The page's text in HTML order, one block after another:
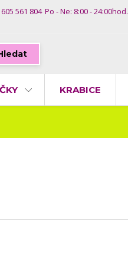
561 804 Po - Ne: 8:00 - 24:00hod.
KRABICE